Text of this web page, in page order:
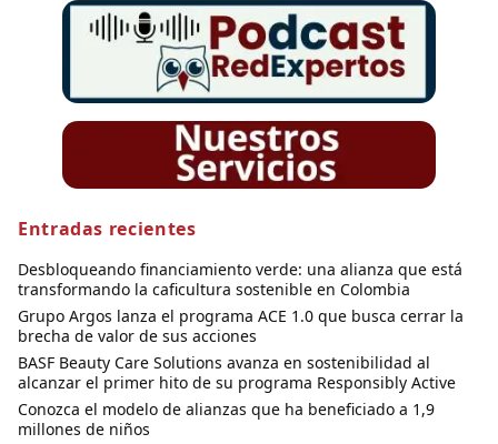
Entradas recientes
Desbloqueando financiamiento verde: una alianza que está
transformando la caficultura sostenible en Colombia
Grupo Argos lanza el programa ACE 1.0 que busca cerrar la
brecha de valor de sus acciones
BASF Beauty Care Solutions avanza en sostenibilidad al
alcanzar el primer hito de su programa Responsibly Active
Conozca el modelo de alianzas que ha beneficiado a 1,9
millones de niños